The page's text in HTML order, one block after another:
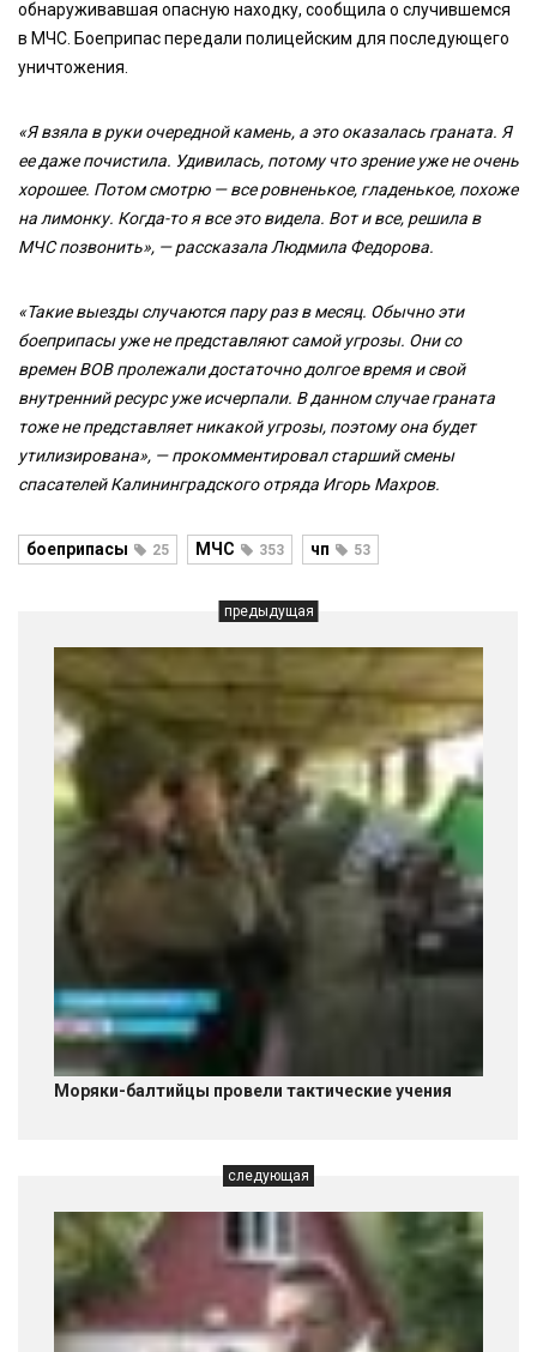
обнаруживавшая опасную находку, сообщила о случившемся
в МЧС. Боеприпас передали полицейским для последующего
уничтожения.
«Я взяла в руки очередной камень, а это оказалась граната. Я
ее даже почистила. Удивилась, потому что зрение уже не очень
хорошее. Потом смотрю — все ровненькое, гладенькое, похоже
на лимонку. Когда-то я все это видела. Вот и все, решила в
МЧС позвонить», — рассказала Людмила Федорова.
«Такие выезды случаются пару раз в месяц. Обычно эти
боеприпасы уже не представляют самой угрозы. Они со
времен ВОВ пролежали достаточно долгое время и свой
внутренний ресурс уже исчерпали. В данном случае граната
тоже не представляет никакой угрозы, поэтому она будет
утилизирована», — прокомментировал старший смены
спасателей Калининградского отряда Игорь Махров.
боеприпасы 25 МЧС 353 чп 53
предыдущая
Моряки-балтийцы провели тактические учения
следующая